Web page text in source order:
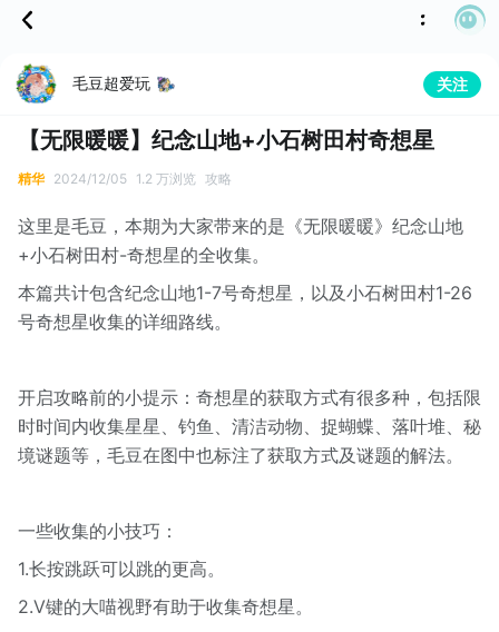
毛豆超爱玩 关注
【无限暖暖】纪念山地+小石树田村奇想星
精华 2024/12/05 1.2 万浏览 攻略
这里是毛豆，本期为大家带来的是《无限暖暖》纪念山地
+小石树田村-奇想星的全收集。
本篇共计包含纪念山地1-7号奇想星，以及小石树田村1-26
号奇想星收集的详细路线。
开启攻略前的小提示：奇想星的获取方式有很多种，包括限
时时间内收集星星、钓鱼、清洁动物、捉蝴蝶、落叶堆、秘
境谜题等，毛豆在图中也标注了获取方式及谜题的解法。
一些收集的小技巧：
1.长按跳跃可以跳的更高。
2.V键的大喵视野有助于收集奇想星。